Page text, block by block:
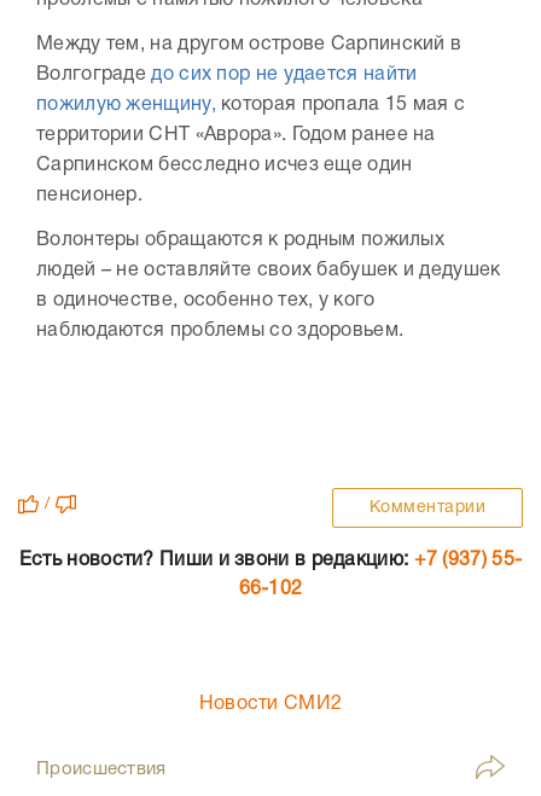
Между тем, на другом острове Сарпинский в
Волгоградедо сих пор не удается найти
пожилую женщину, которая пропала 15 мая с
территории СНТ «Аврора». Годом ранее на
Сарпинском бесследно исчез еще один
пенсионер.
Волонтеры обращаются к родным пожилых
людей – не оставляйте своих бабушек и дедушек
в одиночестве, особенно тех, у кого
наблюдаются проблемы со здоровьем.
/ Комментарии
Есть новости? Пиши и звони в редакцию: +7 (937) 55-
66-102
Новости СМИ2
Происшествия